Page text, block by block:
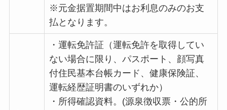
※元金据置期間中はお利息のみのお支
払となります。
・運転免許証（運転免許を取得してい
ない場合に限り、パスポート、顔写真
付住民基本台帳カード、健康保険証、
運転経歴証明書のいずれか）
・所得確認資料。(源泉徴収票・公的所